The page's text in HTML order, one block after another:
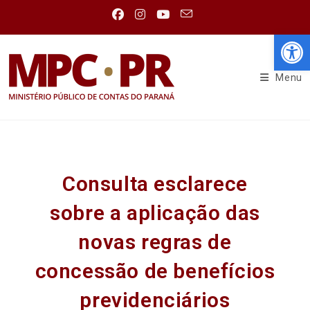
Menu
Consulta esclarece
sobre a aplicação das
novas regras de
concessão de benefícios
previdenciários